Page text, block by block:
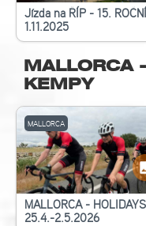
Jízda na ŘÍP - 15.
1.11.2025
MALLORCA
KEMPY
MALLORCA
MALLORCA -
25.4.-2.5.2026